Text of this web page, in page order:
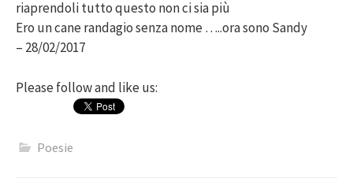
riaprendoli tutto questo non ci sia più
Ero un cane randagio senza nome …..ora sono Sandy
– 28/02/2017
Please follow and like us:
Poesie